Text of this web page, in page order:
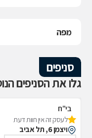
מפה
סניפים
גלו את הסניפים
בי"ח
איכילוב-
תל אביב
לעסק זה אין חוות דעת
ויצמן 6, תל אביב